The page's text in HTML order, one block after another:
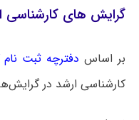
گرایش های کارشناسی
بر اساس دفترچه ثبت
کارشناسی ارشد در